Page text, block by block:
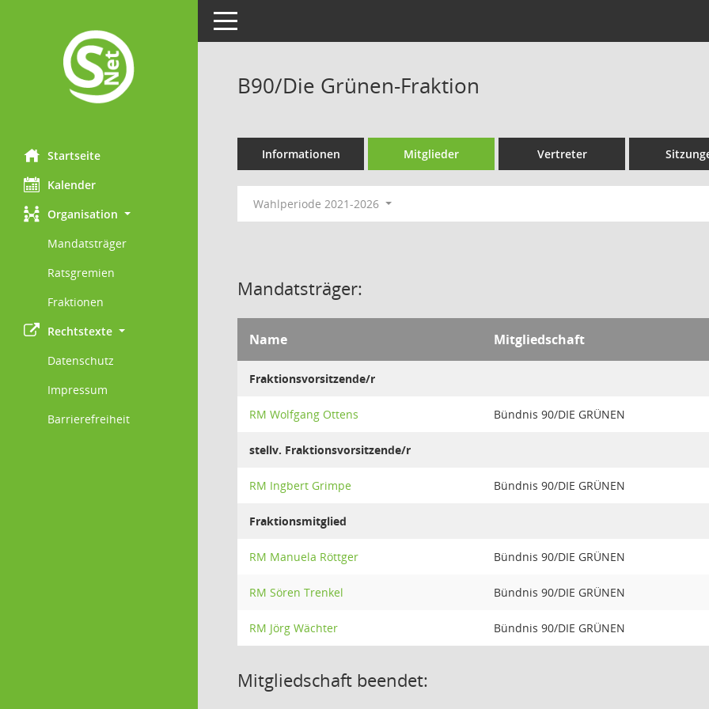
Startseite
Kalender
Organisation
Mandatsträger
Ratsgremien
Fraktionen
Rechtstexte
Datenschutz
Impressum
Barrierefreiheit
Toggle navigation
B90/Die Grünen-Fraktion
Informationen Mitglieder Vertreter
Wahlperiode 2021-2026
Mandatsträger:
Name Mitgliedschaft
Fraktionsvorsitzende/r
RM Wolfgang Ottens Bündnis 90/DIE GRÜNEN
stellv. Fraktionsvorsitzende/r
RM Ingbert Grimpe Bündnis 90/DIE GRÜNEN
Fraktionsmitglied
RM Manuela Röttger Bündnis 90/DIE GRÜNEN
RM Sören Trenkel Bündnis 90/DIE GRÜNEN
RM Jörg Wächter Bündnis 90/DIE GRÜNEN
Mitgliedschaft beendet: